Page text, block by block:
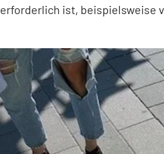
erforderlich ist, beispielsweise